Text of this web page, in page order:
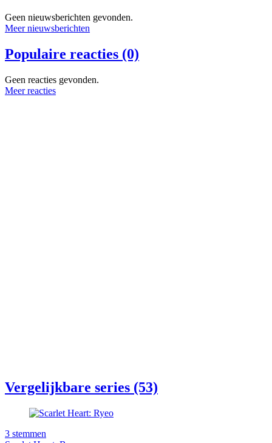
Geen nieuwsberichten gevonden.
Meer nieuwsberichten
Populaire reacties (0)
Geen reacties gevonden.
Meer reacties
Vergelijkbare series (53)
3 stemmen